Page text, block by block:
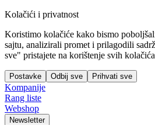
Kolačići i privatnost
Koristimo kolačiće kako bismo
sajtu, analizirali promet i prilagodili
sve" pristajete na korištenje svih
Postavke Odbij sve Prihvati sve
Kompanije
Rang liste
Webshop
Newsletter